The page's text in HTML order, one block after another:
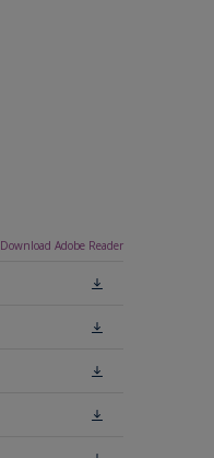
Download Adobe Reader